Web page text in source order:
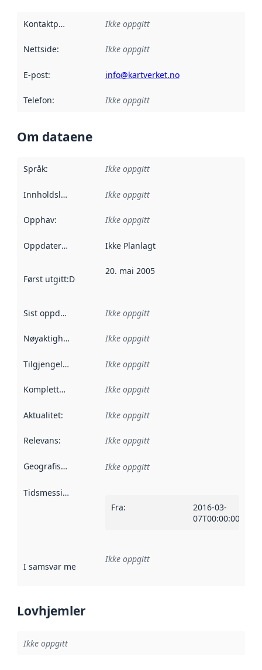
Kontaktpunkt Ikke oppgitt
Nettside: Ikke oppgitt
E-post: info@kartverket.no
Telefon: Ikke oppgitt
Om dataene
Språk: Ikke oppgitt
Innholdsleverandører :
Ikke oppgitt
Opphav: Ikke oppgitt
Oppdateringsfrekvens :
Ikke Planlagt
Først utgitt:Denne datoen sier når dataene i dette
20. mai 2005
Sist oppdatert Ikke oppgitt
Nøyaktighet Ikke oppgitt
Tilgjengelighet Ikke oppgitt
Kompletthet Ikke oppgitt
Aktualitet: Ikke oppgitt
Relevans: Ikke oppgitt
Geografisk avgrensning :
Ikke oppgitt
Tidsmessig avgrensning
Fra:
2016-03-
07T00:00:00Z
I samsvar med Referanse til en implementasjonsregel
Ikke oppgitt
Lovhjemler
Ikke oppgitt